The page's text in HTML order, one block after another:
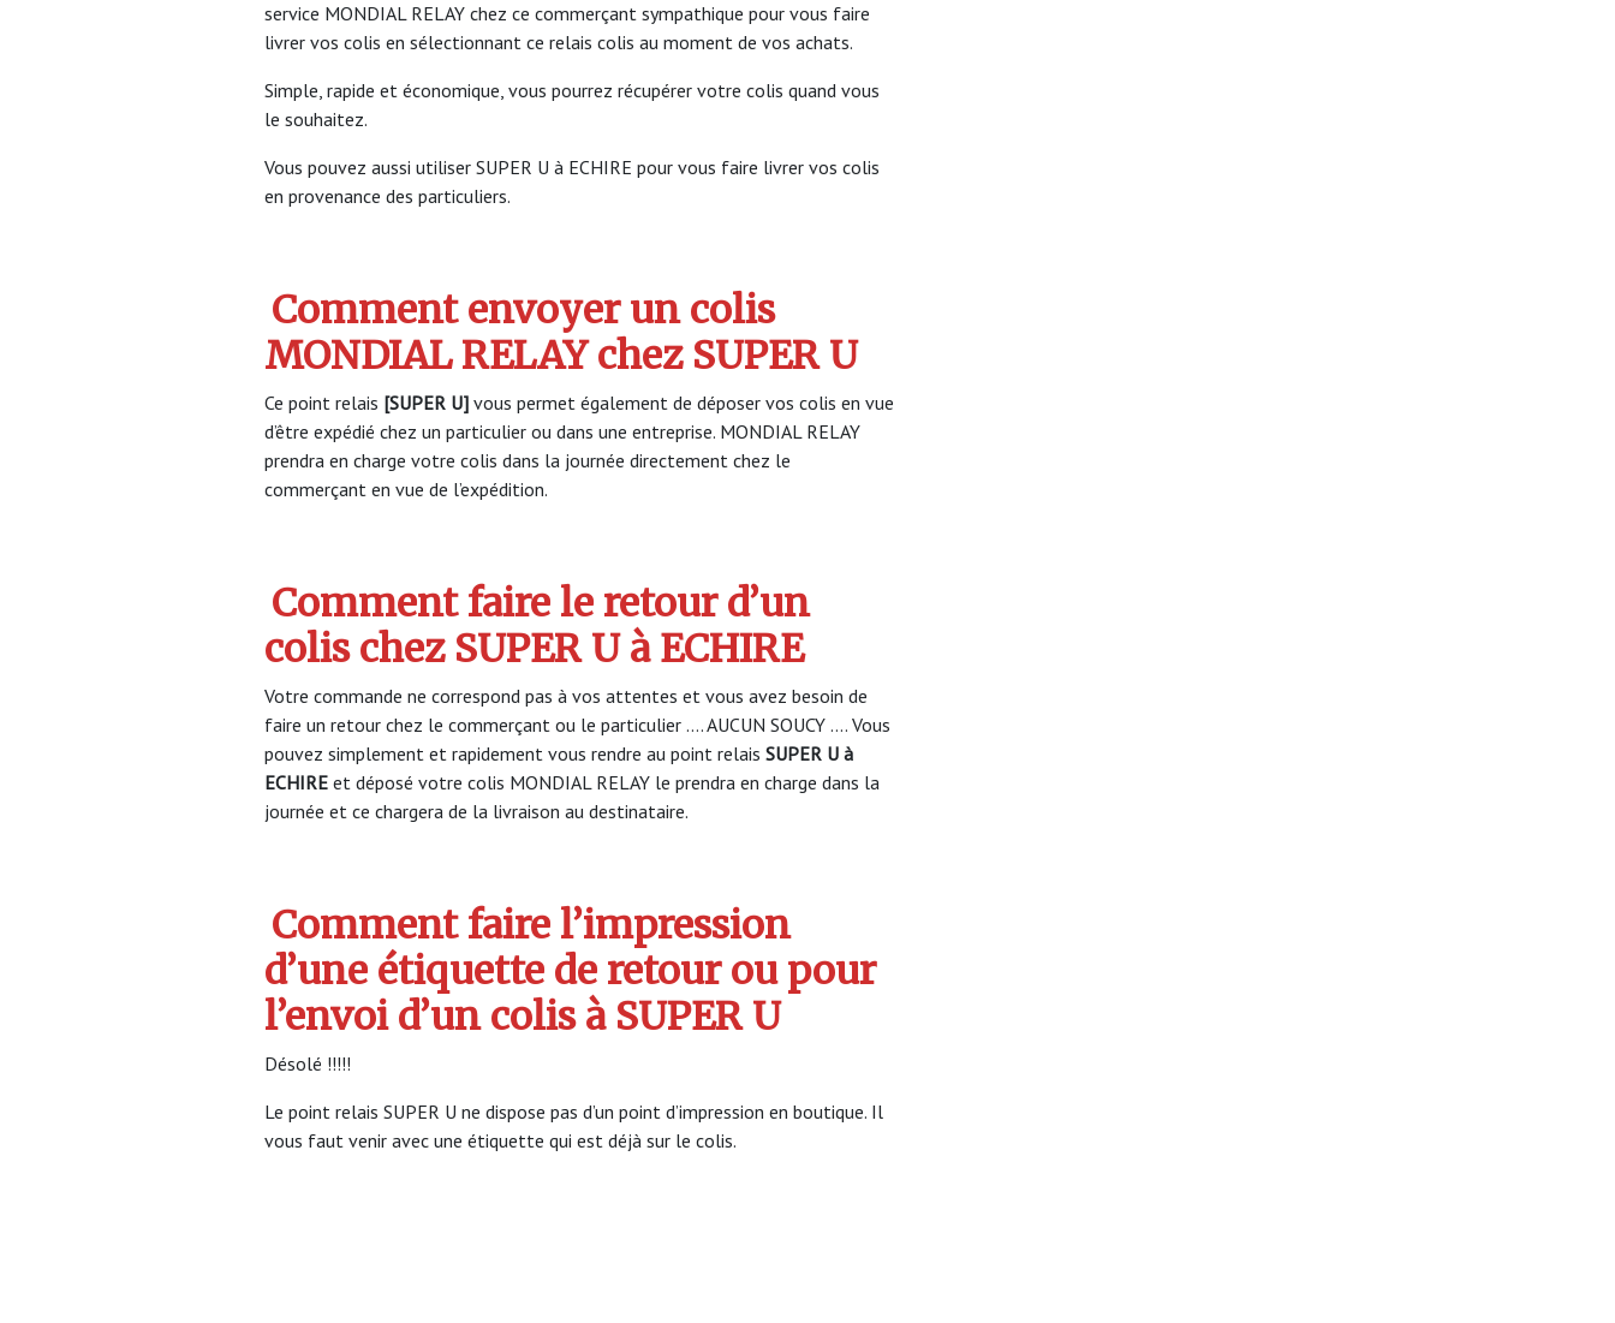
service MONDIAL RELAY chez ce commerçant sympathique pour vous faire
livrer vos colis en sélectionnant ce relais colis au moment de vos achats.
Simple, rapide et économique, vous pourrez récupérer votre colis quand vous
le souhaitez.
Vous pouvez aussi utiliser SUPER U à ECHIRE pour vous faire livrer vos colis
en provenance des particuliers.
Comment envoyer un colis
MONDIAL RELAY chez SUPER U
Ce point relais [SUPER U] vous permet également de déposer vos colis en vue
d’être expédié chez un particulier ou dans une entreprise. MONDIAL RELAY
prendra en charge votre colis dans la journée directement chez le
commerçant en vue de l’expédition.
Comment faire le retour d’un
colis chez SUPER U à ECHIRE
Votre commande ne correspond pas à vos attentes et vous avez besoin de
faire un retour chez le commerçant ou le particulier …. AUCUN SOUCY …. Vous
pouvez simplement et rapidement vous rendre au point relais SUPER U à
ECHIRE et déposé votre colis MONDIAL RELAY le prendra en charge dans la
journée et ce chargera de la livraison au destinataire.
Comment faire l’impression
d’une étiquette de retour ou pour
l’envoi d’un colis à SUPER U
Désolé !!!!!
Le point relais SUPER U ne dispose pas d’un point d’impression en boutique. Il
vous faut venir avec une étiquette qui est déjà sur le colis.